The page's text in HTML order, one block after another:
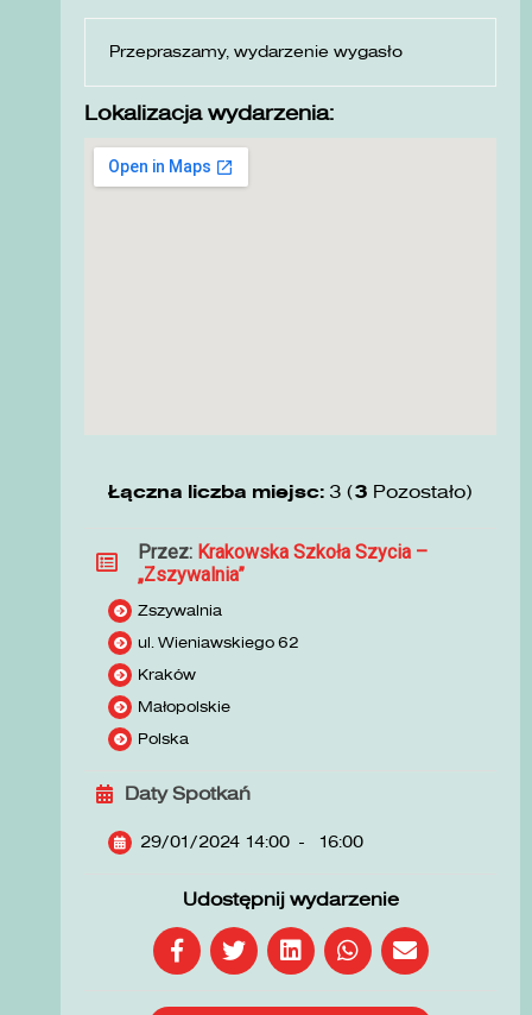
Przepraszamy, wydarzenie wygasło
Lokalizacja wydarzenia:
Łączna liczba miejsc: 3 (3 Pozostało)
Przez: Krakowska Szkoła Szycia –
„Zszywalnia”
Zszywalnia
ul. Wieniawskiego 62
Kraków
Małopolskie
Polska
Daty Spotkań
29/01/2024 14:00 - 16:00
Udostępnij wydarzenie